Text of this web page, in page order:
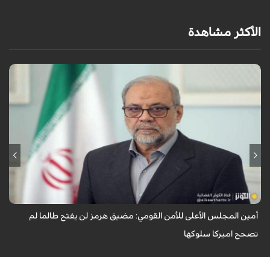
الأكثر مشاهدة
أشار أمين المجلس الأعلى للأمن القومي الايراني محمد باقر ذوالقدر إلى آخر
مستجدات الأوضاع في البلاد والمنطقة، مؤكداً أن مضيق هرمز لن يُفتح ما لم
تصحح أ...
أمين المجلس الأعلى للأمن القومي: مضيق هرمز لن يفتح طالما لم
تصحح اميركا سلوكها